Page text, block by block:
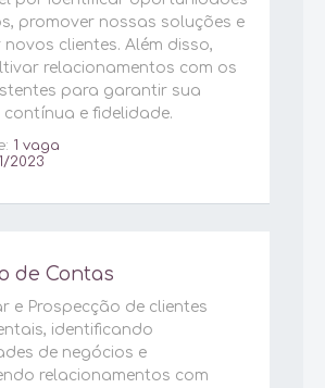
promover nossas soluções e
clientes. Além disso,
relacionamentos com os
para garantir sua
e fidelidade.
1 vaga
2023
de Contas
e Prospecção de clientes
identificando
de negócios e
relacionamentos com